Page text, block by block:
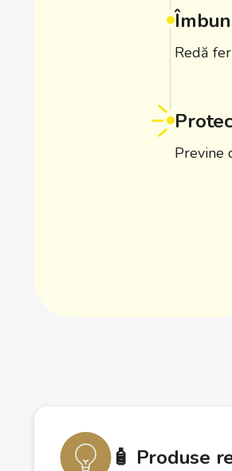
Redă
Previne
🧴 Produse